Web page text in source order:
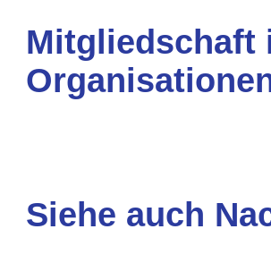
Mitgliedschaft
Siehe auch